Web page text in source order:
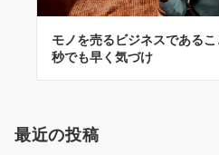
モノを売るビジネスであるこ
秒でも早く気づけ
最近の投稿